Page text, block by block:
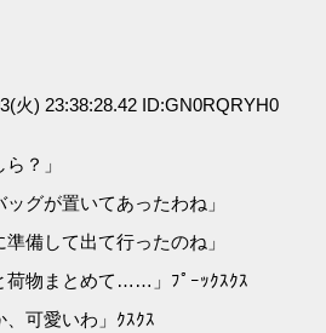
火) 23:38:28.42 ID:GN0RQRYH0
？」
グが置いてあったわね」
備して出て行ったのね」
物まとめて……」ﾌﾟｰｯｸｽｸｽ
可愛いわ」ｸｽｸｽ